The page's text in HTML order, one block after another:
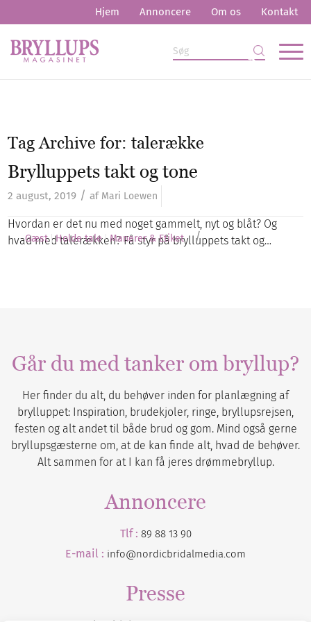
Hjem Annoncere Om os Kontakt
Tag Archive for:talerække
Brylluppets takt og tone
2 august, 2019 / af Mari Loewen
Hvordan er det nu med noget gammelt, nyt og blåt? Og
hvad med talerækken? Få styr på brylluppets takt og…
Gæst Holde tale Manerer & Etiket /
Går du med tanker om bryllup?
Her finder du alt, du behøver inden for planlægning af
brylluppet: Inspiration, brudekjoler, ringe, bryllupsrejsen,
festen og alt andet til både brud og gom. Mind også gerne
bryllupsgæsterne om, at de kan finde alt, hvad de behøver.
Alt sammen for at I kan få jeres drømmebryllup.
Annoncere
Tlf : 89 88 13 90
E-mail : info@nordicbridalmedia.com
Presse